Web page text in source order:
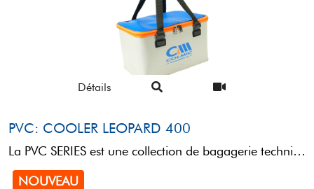
Détails
PVC: COOLER LEOPARD 400
La PVC SERIES est une collection de bagagerie technique conçue pour le transport et le rangement de ...
NOUVEAU